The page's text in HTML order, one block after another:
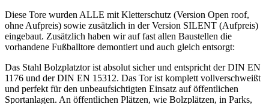
Diese Tore wurden ALLE mit Kletterschutz (Version Open roof,
ohne Aufpreis) sowie zusätzlich in der Version SILENT (Aufpreis)
eingebaut. Zusätzlich haben wir auf fast allen Baustellen die
vorhandene Fußballtore demontiert und auch gleich entsorgt:
Das Stahl Bolzplatztor ist absolut sicher und entspricht der DIN EN
1176 und der DIN EN 15312. Das Tor ist komplett vollverschweißt
und perfekt für den unbeaufsichtigten Einsatz auf öffentlichen
Sportanlagen. An öffentlichen Plätzen, wie Bolzplätzen, in Parks,